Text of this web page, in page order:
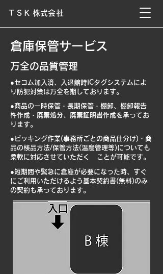
T S K 株式会社
倉庫保管サービス
​万全の品質管理
​●セコム加入済、入退館時ICタグシステムによ
り防犯対策は万全を期しております。
​●商品の一時保管・長期保管・棚卸、棚卸報告
杵作成・廃棄処分、廃棄証明書作成を承ってお
ります。
​●ピッキング作業(事務所ごとの商品仕分け)・商
品の検品方法/保管方法(温度管理等)についても
柔軟に対応させていただく
​ことが可能です。
​●短期間や緊急に倉庫が必要になった時、すぐ
にご利用いただけるよう基本契約書(無料)のみ
の契約も承っております。